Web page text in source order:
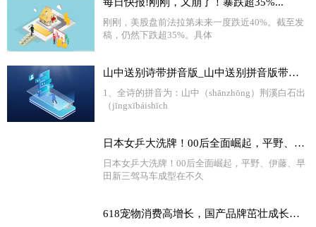
刚刚，美股盘前法拉第未来一度跌近40%。截至发
稿，仍然下跌超35%。具体
山中送别诗带拼音版_山中送别拼音版带拼音 天天新要闻
1、全诗的拼音为：山中（shānzhōng）荆溪白石出
（jīngxībáishīch
日本女乒大洗牌！00后全面崛起，平野、伊藤、早田新三驾马车成型
日本女乒大洗牌！00后全面崛起，平野、伊藤、早
田新三驾马车成型在不久
618宠物消费高增长，国产品牌茁壮成长中|全球新资讯